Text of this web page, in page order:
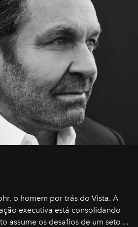
o homem por trás do Vista. A
executiva está consolidando
assume os desafios de um setor